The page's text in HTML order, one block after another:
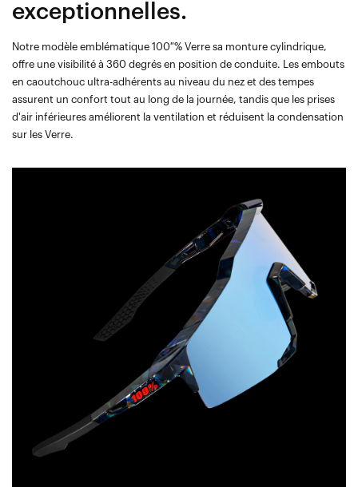
exceptionnelles.
Notre modèle emblématique 100 % Verre sa monture cylindrique,
offre une visibilité à 360 degrés en position de conduite. Les embouts
en caoutchouc ultra-adhérents au niveau du nez et des tempes
assurent un confort tout au long de la journée, tandis que les prises
d'air inférieures améliorent la ventilation et réduisent la condensation
sur les Verre.